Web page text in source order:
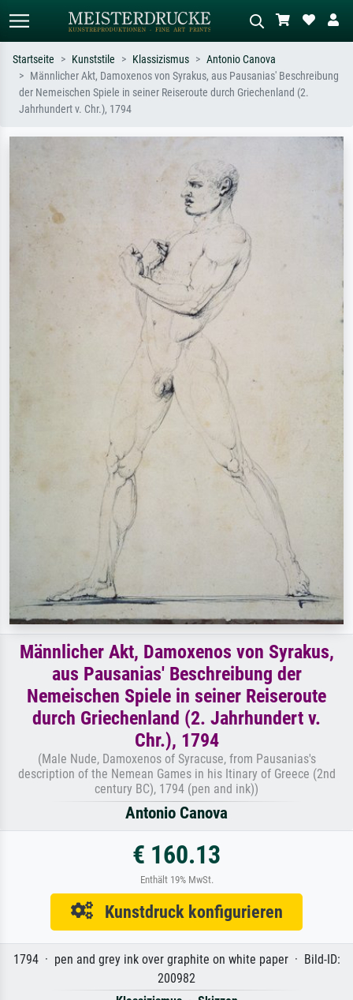
Standardsuche KI-Bildersuche
Suchen Sie nach Künstlern, Werktiteln
Ölgemälde, Stehender Akt neben einem
Startseite Kunststile Klassizismus
Antonio Canova
Männlicher Akt, Damoxenos von Syrakus, aus Pausanias' Beschreibung
der Nemeischen Spiele in seiner Reiseroute durch Griechenland (2.
Jahrhundert v. Chr.), 1794
Männlicher Akt, Damoxenos von Syrakus,
aus Pausanias' Beschreibung der
Nemeischen Spiele in seiner Reiseroute
durch Griechenland (2. Jahrhundert v.
Chr.), 1794
(Male Nude, Damoxenos of Syracuse, from Pausanias's
description of the Nemean Games in his Itinary of Greece (2nd
century BC), 1794 (pen and ink))
Antonio Canova
€ 160.13
Enthält 19% MwSt.
Kunstdruck konfigurieren
1794 · pen and grey ink over graphite on white paper · Bild-ID:
200982